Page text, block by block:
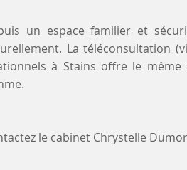
un espace familier et
La téléconsultation
à Stains offre le
le cabinet Chrystelle